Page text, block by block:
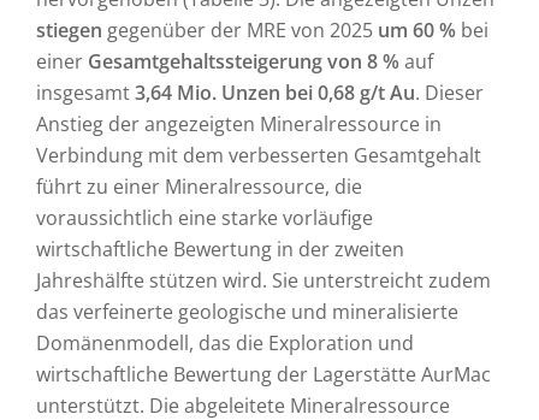
stiegen gegenüber der MRE von 2025 um 60 % bei
einer Gesamtgehaltssteigerung von 8 %auf
insgesamt3,64 Mio. Unzen bei 0,68 g/t Au. Dieser
Anstieg der angezeigten Mineralressource in
Verbindung mit dem verbesserten Gesamtgehalt
führt zu einer Mineralressource, die
voraussichtlich eine starke vorläufige
wirtschaftliche Bewertung in der zweiten
Jahreshälfte stützen wird. Sie unterstreicht zudem
das verfeinerte geologische und mineralisierte
Domänenmodell, das die Exploration und
wirtschaftliche Bewertung der Lagerstätte AurMac
unterstützt. Die abgeleitete Mineralressource